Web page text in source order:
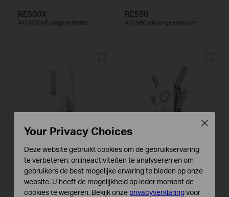
RE500X
AX1500 wifi range extender
RE550
AC1900 wifi range extender
RE505X
AX1500 Wifi Range Extender
RE650
AC2600 Wi-Fi Range Extender
Your Privacy Choices
Deze website gebruikt cookies om de gebruikservaring
te verbeteren, onlineactiviteiten te analyseren en om
gebruikers de best mogelijke ervaring te bieden op onze
website. U heeft de mogelijkheid op ieder moment de
cookies te weigeren. Bekijk onze privacyverklaringvoor
Close